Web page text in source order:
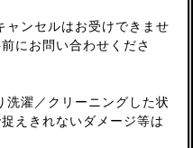
ャンセルはお受けできませ
にお問い合わせくださ
洗濯／クリーニングした状
えきれないダメージ等は